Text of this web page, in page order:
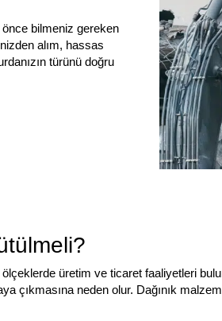
bilmeniz gereken
alım, hassas
türünü doğru
üretim ve ticaret faaliyetleri
neden olur. Dağınık